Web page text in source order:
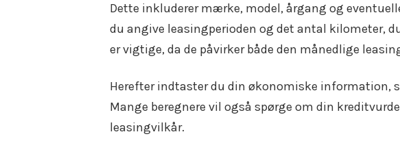
Dette inkluderer mærke, model, årgang og
du angive leasingperioden og det antal kilometer,
er vigtige, da de påvirker både den månedlige
Herefter indtaster du din økonomiske information,
Mange beregnere vil også spørge om din
leasingvilkår.